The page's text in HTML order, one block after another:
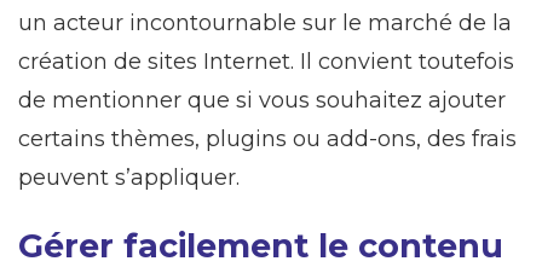
un acteur incontournable sur le marché de la
création de sites Internet. Il convient toutefois
de mentionner que si vous souhaitez ajouter
certains thèmes, plugins ou add-ons, des frais
peuvent s’appliquer.
Gérer facilement le contenu